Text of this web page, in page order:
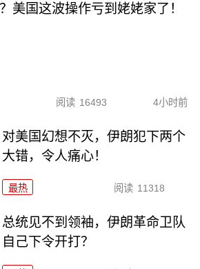
美国这波操作亏到姥姥家了！
阅读 16493 4小时前
对美国幻想不灭，伊朗犯下两个
大错，令人痛心！
最热 阅读 11318
总统见不到领袖，伊朗革命卫队
自己下令开打？